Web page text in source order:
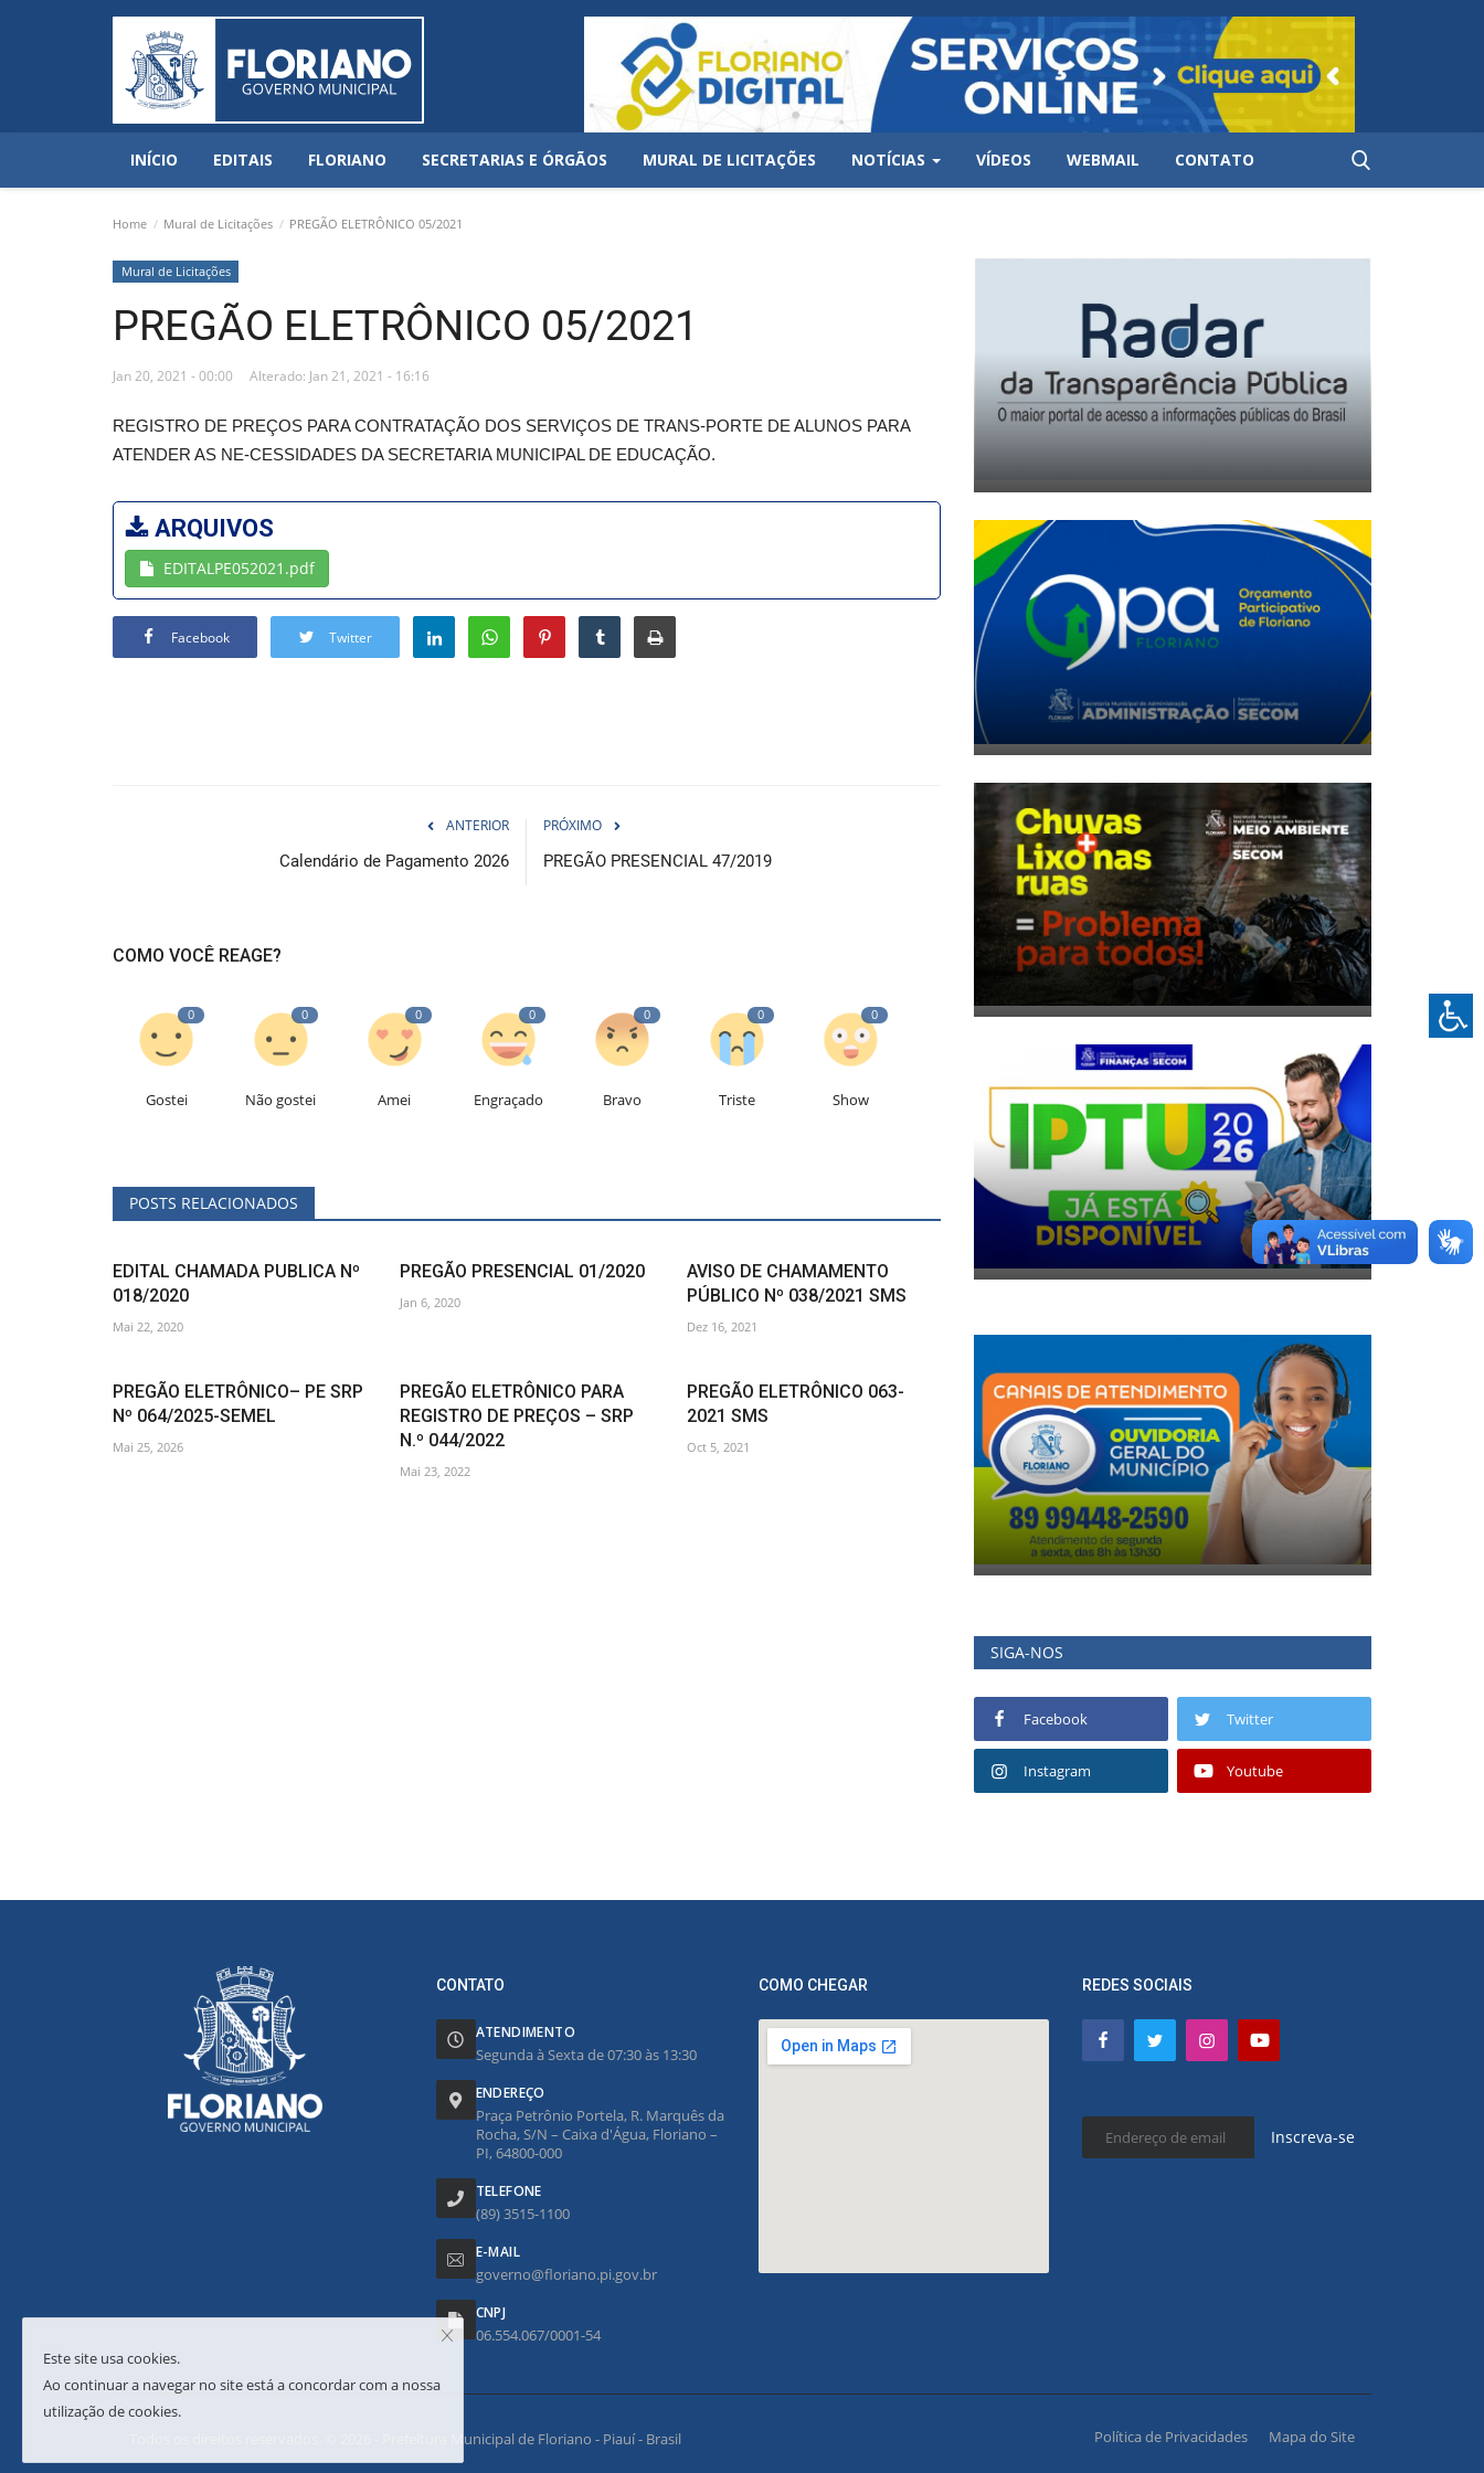
INÍCIO EDITAIS FLORIANO SECRETARIAS E ÓRGÃOS MURAL DE LICITAÇÕES NOTÍCIAS VÍDEOS WEBMAIL CONTATO
Home Mural de Licitações PREGÃO ELETRÔNICO 05/2021
Mural de Licitações
PREGÃO ELETRÔNICO 05/2021
Jan 20, 2021 - 00:00 Alterado: Jan 21, 2021 - 16:16
REGISTRO DE PREÇOS PARA CONTRATAÇÃO DOS SERVIÇOS DE TRANS-PORTE DE ALUNOS PARA
ATENDER AS NE-CESSIDADES DA SECRETARIA MUNICIPAL DE EDUCAÇÃO.
ARQUIVOS
EDITALPE052021.pdf
Facebook Twitter
ANTERIOR
Calendário de Pagamento 2026
PRÓXIMO
PREGÃO PRESENCIAL 47/2019
COMO VOCÊ REAGE?
0
Gostei
0
Não gostei
0
Amei
0
Engraçado
0
Bravo
0
Triste
0
Show
POSTS RELACIONADOS
EDITAL CHAMADA PUBLICA Nº
018/2020
Mai 22, 2020
PREGÃO PRESENCIAL 01/2020
Jan 6, 2020
AVISO DE CHAMAMENTO
PÚBLICO Nº 038/2021 SMS
Dez 16, 2021
PREGÃO ELETRÔNICO– PE SRP
Nº 064/2025-SEMEL
Mai 25, 2026
PREGÃO ELETRÔNICO PARA
REGISTRO DE PREÇOS – SRP
N.º 044/2022
Mai 23, 2022
PREGÃO ELETRÔNICO 063-
2021 SMS
Oct 5, 2021
SIGA-NOS
Facebook Twitter
Instagram Youtube
CONTATO
ATENDIMENTO
Segunda à Sexta de 07:30 às 13:30
ENDEREÇO
Praça Petrônio Portela, R. Marquês da
Rocha, S/N – Caixa d'Água, Floriano –
PI, 64800-000
TELEFONE
(89) 3515-1100
E-MAIL
governo@floriano.pi.gov.br
CNPJ
06.554.067/0001-54
COMO CHEGAR REDES SOCIAIS
Inscreva-se
Todos os direitos reservados. © 2026 - Prefeitura Municipal de Floriano - Piauí - Brasil Política de Privacidades Mapa do Site
Este site usa cookies.
Ao continuar a navegar no site está a concordar com a nossa
utilização de cookies.